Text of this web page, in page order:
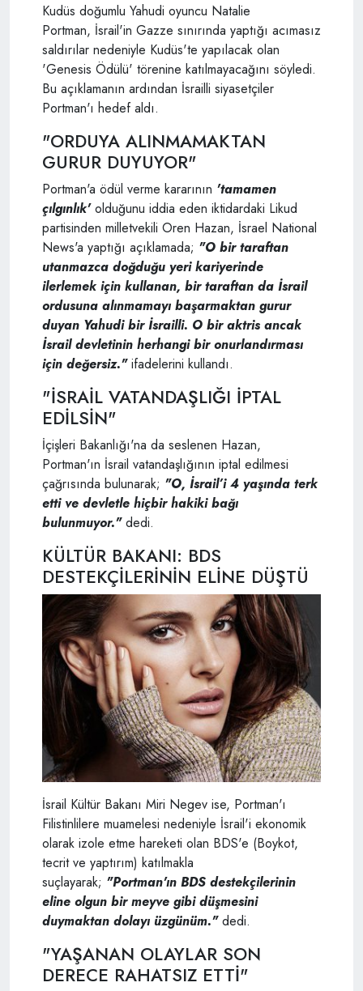
Kudüs doğumlu Yahudi oyuncu Natalie
Portman, İsrail'in Gazze sınırında yaptığı acımasız
saldırılar nedeniyle Kudüs'te yapılacak olan
'Genesis Ödülü' törenine katılmayacağını söyledi.
Bu açıklamanın ardından İsrailli siyasetçiler
Portman'ı hedef aldı.
"ORDUYA ALINMAMAKTAN
GURUR DUYUYOR"
Portman'a ödül verme kararının 'tamamen
çılgınlık'olduğunu iddia eden iktidardaki Likud
partisinden milletvekili Oren Hazan, İsrael National
News'a yaptığı açıklamada; "O bir taraftan
utanmazca doğduğu yeri kariyerinde
ilerlemek için kullanan, bir taraftan da İsrail
ordusuna alınmamayı başarmaktan gurur
duyan Yahudi bir İsrailli. O bir aktris ancak
İsrail devletinin herhangi bir onurlandırması
için değersiz."ifadelerini kullandı.
"İSRAİL VATANDAŞLIĞI İPTAL
EDİLSİN"
İçişleri Bakanlığı'na da seslenen Hazan,
Portman'ın İsrail vatandaşlığının iptal edilmesi
çağrısında bulunarak; "O, İsrail’i 4 yaşında terk
etti ve devletle hiçbir hakiki bağı
bulunmuyor."dedi.
KÜLTÜR BAKANI: BDS
DESTEKÇİLERİNİN ELİNE DÜŞTÜ
İsrail Kültür Bakanı Miri Negev ise, Portman'ı
Filistinlilere muamelesi nedeniyle İsrail'i ekonomik
olarak izole etme hareketi olan BDS'e (Boykot,
tecrit ve yaptırım) katılmakla
suçlayarak; "Portman'ın BDS destekçilerinin
eline olgun bir meyve gibi düşmesini
duymaktan dolayı üzgünüm."dedi.
"YAŞANAN OLAYLAR SON
DERECE RAHATSIZ ETTİ"